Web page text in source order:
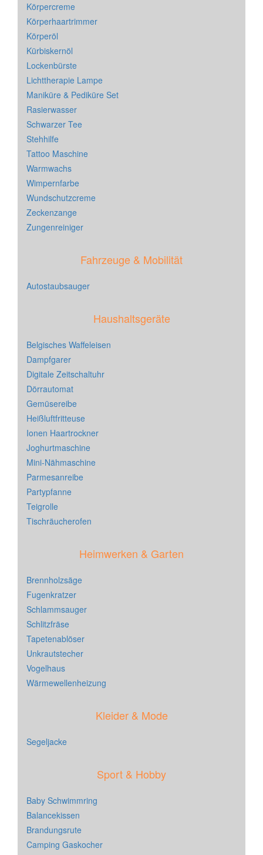
Körpercreme
Körperhaartrimmer
Körperöl
Kürbiskernöl
Lockenbürste
Lichttherapie Lampe
Maniküre & Pediküre Set
Rasierwasser
Schwarzer Tee
Stehhilfe
Tattoo Maschine
Warmwachs
Wimpernfarbe
Wundschutzcreme
Zeckenzange
Zungenreiniger
Fahrzeuge & Mobilität
Autostaubsauger
Haushaltsgeräte
Belgisches Waffeleisen
Dampfgarer
Digitale Zeitschaltuhr
Dörrautomat
Gemüsereibe
Heißluftfritteuse
Ionen Haartrockner
Joghurtmaschine
Mini-Nähmaschine
Parmesanreibe
Partypfanne
Teigrolle
Tischräucherofen
Heimwerken & Garten
Brennholzsäge
Fugenkratzer
Schlammsauger
Schlitzfräse
Tapetenablöser
Unkrautstecher
Vogelhaus
Wärmewellenheizung
Kleider & Mode
Segeljacke
Sport & Hobby
Baby Schwimmring
Balancekissen
Brandungsrute
Camping Gaskocher